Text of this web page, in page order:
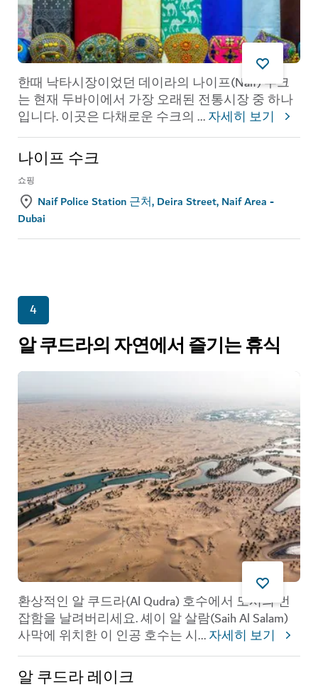
한때 낙타시장이었던 데이라의 나이프(Naif) 수크
는 현재 두바이에서 가장 오래된 전통시장 중 하나
입니다. 이곳은 다채로운 수크의 ...자세히 보기
나이프 수크
쇼핑
Naif Police Station 근처, Deira Street, Naif Area -
Dubai
4
알 쿠드라의 자연에서 즐기는 휴식
환상적인 알 쿠드라(Al Qudra) 호수에서 도시의 번
잡함을 날려버리세요. 셰이 알 살람(Saih Al Salam)
사막에 위치한 이 인공 호수는 시...자세히 보기
알 쿠드라 레이크